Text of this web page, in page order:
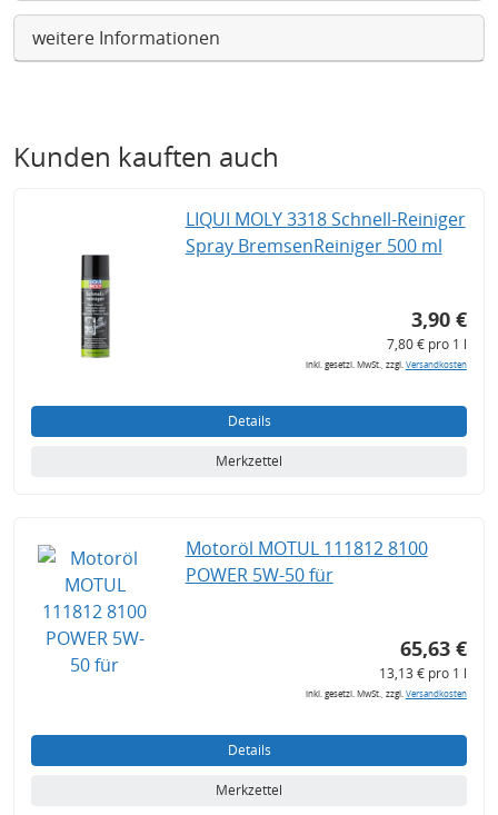
weitere Informationen
Kunden kauften auch
LIQUI MOLY 3318 Schnell-Reiniger
Spray BremsenReiniger 500 ml
3,90 €
7,80 € pro 1 l
inkl. gesetzl. MwSt., zzgl.Versandkosten
Details
Merkzettel
Motoröl MOTUL 111812 8100
POWER 5W-50 für
65,63 €
13,13 € pro 1 l
inkl. gesetzl. MwSt., zzgl.Versandkosten
Details
Merkzettel